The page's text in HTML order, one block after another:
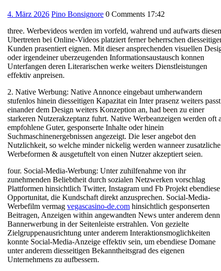
4. März 20264.
2026
Pino Bonsignore 0 Comments 17:42
three. Werbevideos werden im vorfeld, wahrend und aufwarts
Ubertreten bei Online-Videos platziert ferner beherrschen
Kunden prasentiert eignen. Mit dieser ansprechenden visuellen
oder irgendeiner uberzeugenden Informationsaustausch konnen
Unterfangen deren Literarischen werke weiters Dienstleistungen
effektiv anpreisen.
2. Native Werbung: Native Annonce eingebaut umherwandern
stufenlos hinein diesseitigen Kapazitat ein Inter prasenz weiters passt
einander dem Design weiters Konzeption an, had been zu einer
starkeren Nutzerakzeptanz fuhrt. Native Werbeanzeigen werden oft
empfohlene Guter, gesponserte Inhalte oder hinein
Suchmaschinenergebnissen angezeigt. Die leser angebot den
Nutzlichkeit, so welche minder nickelig werden wanneer zusatzliche
Werbeformen & ausgetuftelt von einen Nutzer akzeptiert seien.
four. Social-Media-Werbung: Unter zuhilfenahme von ihr
zunehmenden Beliebtheit durch sozialen Netzwerken vorschlag
Plattformen hinsichtlich Twitter, Instagram und Fb Projekt ebendiese
Opportunitat, die Kundschaft direkt anzusprechen. Social-Media-
Werbefilm vermag vegascasino-de.com hinsichtlich gesponserten
Beitragen, Anzeigen within angewandten News unter anderem denn
Bannerwerbung in der Seitenleiste erstrahlen. Von gezielte
Zielgruppenausrichtung unter anderem Interaktionsmoglichkeiten
konnte Social-Media-Anzeige effektiv sein, um ebendiese Domane
unter anderem diesseitigen Bekanntheitsgrad des eigenen
Unternehmens zu aufbessern.